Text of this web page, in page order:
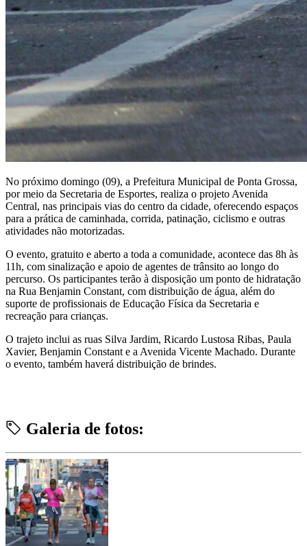
No próximo domingo (09), a Prefeitura Municipal de Ponta Grossa,
por meio da Secretaria de Esportes, realiza o projeto Avenida
Central, nas principais vias do centro da cidade, oferecendo espaços
para a prática de caminhada, corrida, patinação, ciclismo e outras
atividades não motorizadas.
O evento, gratuito e aberto a toda a comunidade, acontece das 8h às
11h, com sinalização e apoio de agentes de trânsito ao longo do
percurso. Os participantes terão à disposição um ponto de hidratação
na Rua Benjamin Constant, com distribuição de água, além do
suporte de profissionais de Educação Física da Secretaria e
recreação para crianças.
O trajeto inclui as ruas Silva Jardim, Ricardo Lustosa Ribas, Paula
Xavier, Benjamin Constant e a Avenida Vicente Machado. Durante
o evento, também haverá distribuição de brindes.
Galeria de fotos: